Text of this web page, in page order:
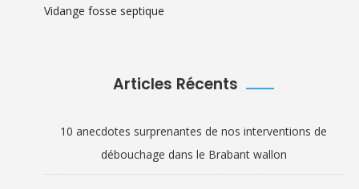
Vidange fosse septique
Articles Récents
10 anecdotes surprenantes de nos interventions de
débouchage dans le Brabant wallon